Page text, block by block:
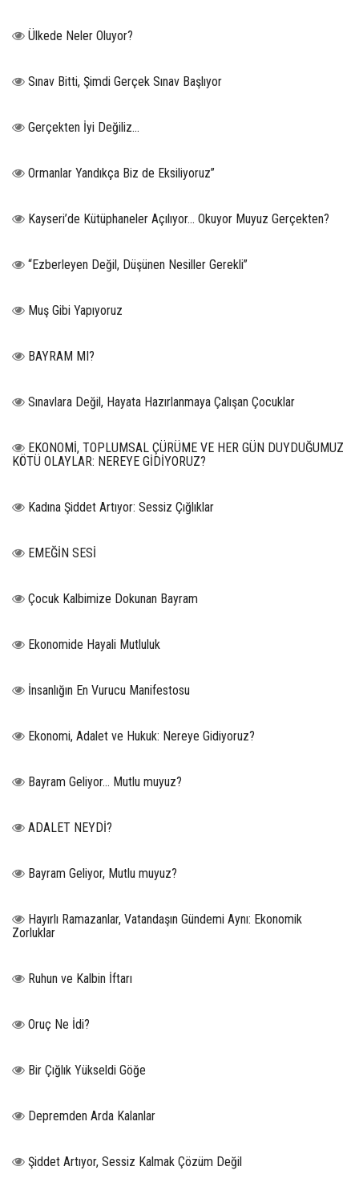
Ülkede Neler Oluyor?
Sınav Bitti, Şimdi Gerçek Sınav Başlıyor
Gerçekten İyi Değiliz...
Ormanlar Yandıkça Biz de Eksiliyoruz”
Kayseri’de Kütüphaneler Açılıyor… Okuyor Muyuz Gerçekten?
“Ezberleyen Değil, Düşünen Nesiller Gerekli”
Muş Gibi Yapıyoruz
BAYRAM MI?
Sınavlara Değil, Hayata Hazırlanmaya Çalışan Çocuklar
EKONOMİ, TOPLUMSAL ÇÜRÜME VE HER GÜN DUYDUĞUMUZ
KÖTÜ OLAYLAR: NEREYE GİDİYORUZ?
Kadına Şiddet Artıyor: Sessiz Çığlıklar
EMEĞİN SESİ
Çocuk Kalbimize Dokunan Bayram
Ekonomide Hayali Mutluluk
İnsanlığın En Vurucu Manifestosu
Ekonomi, Adalet ve Hukuk: Nereye Gidiyoruz?
Bayram Geliyor… Mutlu muyuz?
ADALET NEYDİ?
Bayram Geliyor, Mutlu muyuz?
Hayırlı Ramazanlar, Vatandaşın Gündemi Aynı: Ekonomik
Zorluklar
Ruhun ve Kalbin İftarı
Oruç Ne İdi?
Bir Çığlık Yükseldi Göğe
Depremden Arda Kalanlar
Şiddet Artıyor, Sessiz Kalmak Çözüm Değil